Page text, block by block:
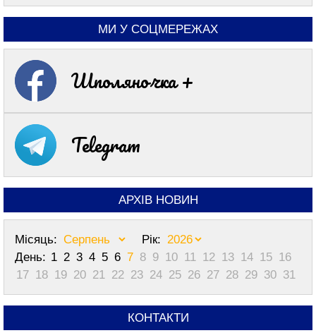
МИ У СОЦМЕРЕЖАХ
Шполяночка +
Telegram
АРХІВ НОВИН
Місяць:
Рік:
День: 1 2 3 4 5 6 7 8 9 10 11 12 13 14 15 16
17 18 19 20 21 22 23 24 25 26 27 28 29 30 31
КОНТАКТИ